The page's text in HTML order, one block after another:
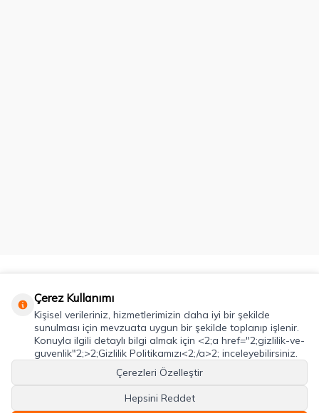
Önemli Bilgiler
Hızlı Erişim
Çerez Kullanımı
Kişisel verileriniz, hizmetlerimizin daha iyi bir şekilde
sunulması için mevzuata uygun bir şekilde toplanıp işlenir.
Konuyla ilgili detaylı bilgi almak için <2;a href="2;gizlilik-ve-
guvenlik"2;>2;Gizlilik Politikamızı<2;/a>2; inceleyebilirsiniz.
Çerezleri Özelleştir
Hepsini Reddet